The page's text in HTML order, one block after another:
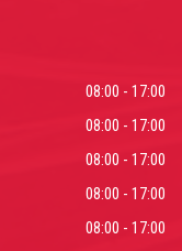
08:00 - 17:00
08:00 - 17:00
08:00 - 17:00
08:00 - 17:00
08:00 - 17:00